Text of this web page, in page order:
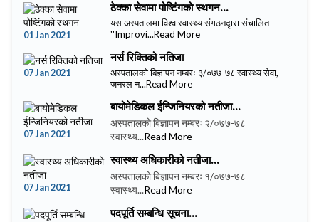
01 Jan 2021
ठेक्का सेवामा पोष्टिंगको स्थगन...
यस अस्पतालमा विश्व स्वास्थ्य संगठनदृारा संचालित
''Improvi...Read More
07 Jan 2021
नर्स रिक्तिको नतिजा
अस्पतालको बिज्ञापन नम्बरः ३/०७७-७८ स्वास्थ्य सेवा,
जनरल न...Read More
07 Jan 2021
बायोमेडिकल ईन्जिनियरको नतीजा...
अस्पतालको बिज्ञापन नम्बरः २/०७७-७८
स्वास्थ्य...Read More
07 Jan 2021
स्वास्थ्य अधिकारीको नतीजा...
अस्पतालको बिज्ञापन नम्बरः १/०७७-७८
स्वास्थ्य...Read More
पदपूर्ति सम्बन्धि सूचना...